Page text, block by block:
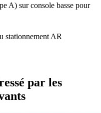
A) sur console basse pour
stationnement AR
par les